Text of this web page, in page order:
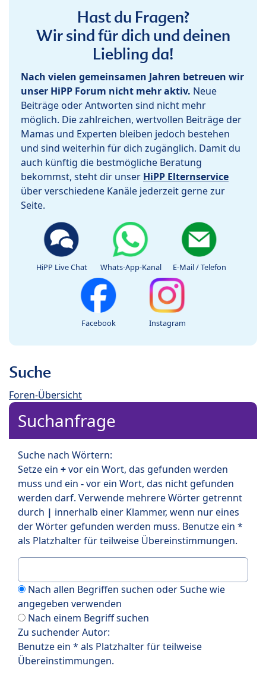
Hast du Fragen?
Wir sind für dich und deinen
Liebling da!
Nach vielen gemeinsamen Jahren betreuen wir
unser HiPP Forum nicht mehr aktiv. Neue
Beiträge oder Antworten sind nicht mehr
möglich. Die zahlreichen, wertvollen Beiträge der
Mamas und Experten bleiben jedoch bestehen
und sind weiterhin für dich zugänglich. Damit du
auch künftig die bestmögliche Beratung
bekommst, steht dir unser HiPP Elternservice
über verschiedene Kanäle jederzeit gerne zur
Seite.
HiPP Live Chat Whats-App-Kanal E-Mail / Telefon
Facebook Instagram
Suche
Foren-Übersicht
Suchanfrage
Suche nach Wörtern:
Setze ein +vor ein Wort, das gefunden werden
muss und ein -vor ein Wort, das nicht gefunden
werden darf. Verwende mehrere Wörter getrennt
durch | innerhalb einer Klammer, wenn nur eines
der Wörter gefunden werden muss. Benutze ein *
als Platzhalter für teilweise Übereinstimmungen.
Nach allen Begriffen suchen oder Suche wie
angegeben verwenden
Nach einem Begriff suchen
Zu suchender Autor:
Benutze ein * als Platzhalter für teilweise
Übereinstimmungen.